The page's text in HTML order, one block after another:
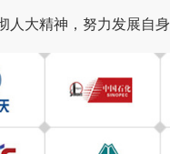
人大精神，努力发展自身